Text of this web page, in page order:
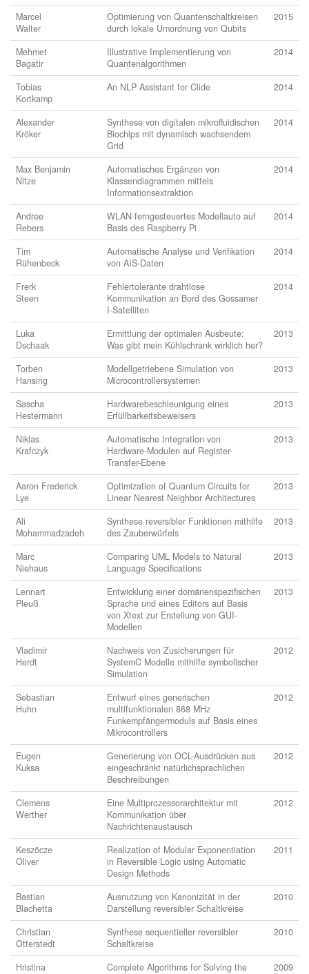
Marcel
Walter
Optimierung von Quantenschaltkreisen
durch lokale Umordnung von Qubits
2015
Mehmet
Bagatir
Illustrative Implementierung von
Quantenalgorithmen
2014
Tobias
Kortkamp
An NLP Assistant for Clide 2014
Alexander
Kröker
Synthese von digitalen mikrofluidischen
Biochips mit dynamisch wachsendem
Grid
2014
Max Benjamin
Nitze
Automatisches Ergänzen von
Klassendiagrammen mittels
Informationsextraktion
2014
Andree
Rebers
WLAN-ferngesteuertes Modellauto auf
Basis des Raspberry Pi
2014
Tim
Rühenbeck
Automatische Analyse und Verifikation
von AIS-Daten
2014
Frerk
Steen
Fehlertolerante drahtlose
Kommunikation an Bord des Gossamer
I-Satelliten
2014
Luka
Dschaak
Ermittlung der optimalen Ausbeute:
Was gibt mein Kühlschrank wirklich her?
2013
Torben
Hansing
Modellgetriebene Simulation von
Microcontrollersystemen
2013
Sascha
Hestermann
Hardwarebeschleunigung eines
Erfüllbarkeitsbeweisers
2013
Niklas
Krafczyk
Automatische Integration von
Hardware-Modulen auf Register-
Transfer-Ebene
2013
Aaron Frederick
Lye
Optimization of Quantum Circuits for
Linear Nearest Neighbor Architectures
2013
Ali
Mohammadzadeh
Synthese reversibler Funktionen mithilfe
des Zauberwürfels
2013
Marc
Niehaus
Comparing UML Models to Natural
Language Specifications
2013
Lennart
Pleuß
Entwicklung einer domänenspezifischen
Sprache und eines Editors auf Basis
von Xtext zur Erstellung von GUI-
Modellen
2013
Vladimir
Herdt
Nachweis von Zusicherungen für
SystemC Modelle mithilfe symbolischer
Simulation
2012
Sebastian
Huhn
Entwurf eines generischen
multifunktionalen 868 MHz
Funkempfängermoduls auf Basis eines
Mikrocontrollers
2012
Eugen
Kuksa
Generierung von OCL-Ausdrücken aus
eingeschränkt natürlichsprachlichen
Beschreibungen
2012
Clemens
Werther
Eine Multiprozessorarchitektur mit
Kommunikation über
Nachrichtenaustausch
2012
Keszöcze
Oliver
Realization of Modular Exponentiation
in Reversible Logic using Automatic
Design Methods
2011
Bastian
Blachetta
Ausnutzung von Kanonizität in der
Darstellung reversibler Schaltkreise
2010
Christian
Otterstedt
Synthese sequentieller reversibler
Schaltkreise
2010
Hristina
Complete Algorithms for Solving the
2009